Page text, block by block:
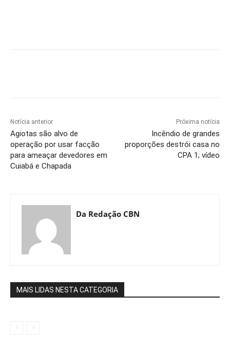
Notícia anterior
Agiotas são alvo de
operação por usar facção
para ameaçar devedores em
Cuiabá e Chapada
Próxima notícia
Incêndio de grandes
proporções destrói casa no
CPA 1; vídeo
Da Redação CBN
MAIS LIDAS NESTA CATEGORIA